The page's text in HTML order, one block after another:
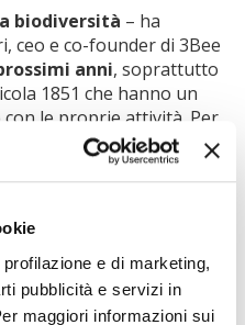
e di marketing,
pubblicità e servizi in
maggiori informazioni sui
biodiversità – ha
ceo e co-founder di 3Bee
anni, soprattutto
1851 che hanno un
le proprie attività. Per
serve prima poter
pensiamo chela
per la
Puntiamo a
a 5.000 già nel
e Centri di ricerca per
preziose evidenze».